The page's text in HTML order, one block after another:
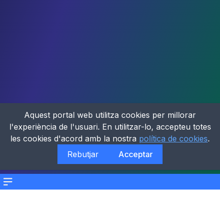
Menu
Aquest portal web utilitza cookies per millorar
l'experiència de l'usuari. En utilitzar-lo, accepteu totes
les cookies d'acord amb la nostra política de cookies.
Rebutjar
Acceptar